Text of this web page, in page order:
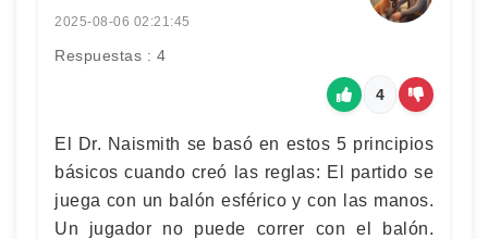
2025-08-06 02:21:45
Respuestas : 4
4
El Dr. Naismith se basó en estos 5 principios
básicos cuando creó las reglas: El partido se
juega con un balón esférico y con las manos.
Un jugador no puede correr con el balón.